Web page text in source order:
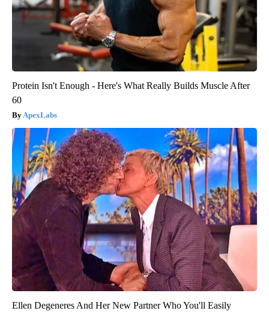
Protein Isn't Enough - Here's What Really Builds Muscle After
60
ApexLabs
Ellen Degeneres And Her New Partner Who You'll Easily